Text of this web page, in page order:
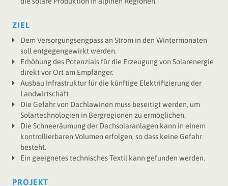
Klimawissen
Fachbeiträge
Eigene Publikationen
Monitoring
Links
Neuigkeiten
Kurse
ZIEL
Dem Versorgungsengpass an Strom in den Wintermonaten
soll entgegengewirkt werden.
Erhöhung des Potenzials für die Erzeugung von Solarenergie
direkt vor Ort am Empfänger.
Ausbau Infrastruktur für die künftige Elektrifizierung der
Landwirtschaft
Die Gefahr von Dachlawinen muss beseitigt werden, um
Solartechnologien in Bergregionen zu ermöglichen.
Die Schneeräumung der Dachsolaranlagen kann in einem
kontrollierbaren Volumen erfolgen, so dass keine Gefahr
besteht.
Ein geeignetes technisches Textil kann gefunden werden.
PROJEKT